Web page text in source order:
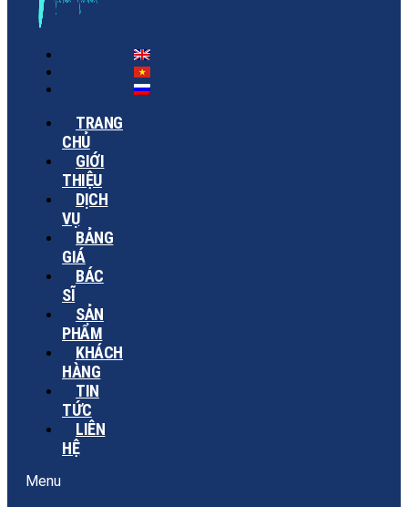
TRANG
CHỦ
GIỚI
THIỆU
DỊCH
VỤ
BẢNG
GIÁ
BÁC
SĨ
SẢN
PHẨM
KHÁCH
HÀNG
TIN
TỨC
LIÊN
HỆ
Menu